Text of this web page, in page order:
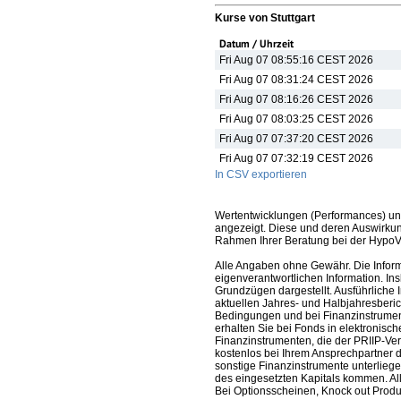
Kurse von Stuttgart
Datum / Uhrzeit
Fri Aug 07 08:55:16 CEST 2026
Fri Aug 07 08:31:24 CEST 2026
Fri Aug 07 08:16:26 CEST 2026
Fri Aug 07 08:03:25 CEST 2026
Fri Aug 07 07:37:20 CEST 2026
Fri Aug 07 07:32:19 CEST 2026
In CSV exportieren
Wertentwicklungen (Performances)
angezeigt. Diese und deren
Rahmen Ihrer Beratung bei der
Alle Angaben ohne Gewähr. Die
eigenverantwortlichen Information.
Grundzügen dargestellt.
aktuellen Jahres- und
Bedingungen und bei
erhalten Sie bei Fonds in
Finanzinstrumenten, die der PRIIP-
kostenlos bei Ihrem Ansprechpartner
sonstige Finanzinstrumente
des eingesetzten Kapitals kommen.
Bei Optionsscheinen, Knock out